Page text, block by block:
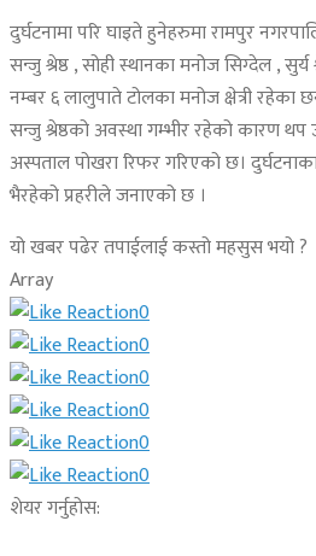
दुर्घटनामा परि घाइते हुनेहरुमा रामपुर
सन्जु श्रेष्ठ , सोही स्थानका मनोज सिग्देल ,
नम्बर ६ लालुपाते टोलका मनोज क्षेत्री
सन्जु श्रेष्ठको अवस्था गम्भीर रहेको कारण
अस्पताल पोखरा रिफर गरिएको छ।
भैरहेको प्रहरीले जनाएको छ ।
यो खबर पढेर तपाईलाई कस्तो महसुस भयो ?
Array
0
0
0
0
0
0
शेयर गर्नुहोस: